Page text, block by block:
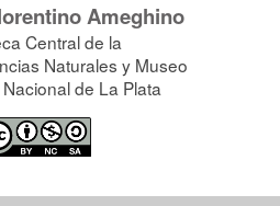
Ameghino
Central de la
Naturales y Museo
de La Plata